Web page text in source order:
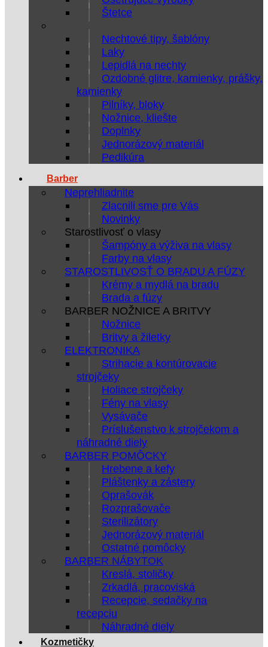
Štetce
Nechtové tipy, šablóny
Laky
Lepidlá na nechty
Ozdobné glitre, kamienky, prášky,
kamienky
Pilníky, bloky
Nožnice, kliešte
Doplnky
Jednorázový materiál
Pedikúra
Barber
Neprehliadnite
Zlacnili sme pre Vás
Novinky
Starostlivosť o vlasy
Šampóny a výživa na vlasy
Farby na vlasy
STAROSTLIVOSŤ O BRADU A FÚZY
Krémy a mydlá na bradu
Brada a fúzy
BARBER NOŽNICE A BRITVY
Nožnice
Britvy a žiletky
ELEKTRONIKA
Strihacie a kontúrovacie
strojčeky
Holiace strojčeky
Fény na vlasy
Vysávače
Príslušenstvo k strojčekom a
náhradné diely
BARBER POMÔCKY
Hrebene a kefy
Pláštenky a zástery
Oprašovák
Rozprašovače
Sterilizátory
Jednorázový materiál
Ostatné pomôcky
BARBER NÁBYTOK
Kreslá, stoličky
Zrkadlá, pracoviská
Recepcie, sedačky na
recepciu
Náhradné diely
Kozmetičky